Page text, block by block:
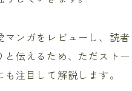
ンガをレビューし、読
伝えるため、ただスト
注目して解説します。